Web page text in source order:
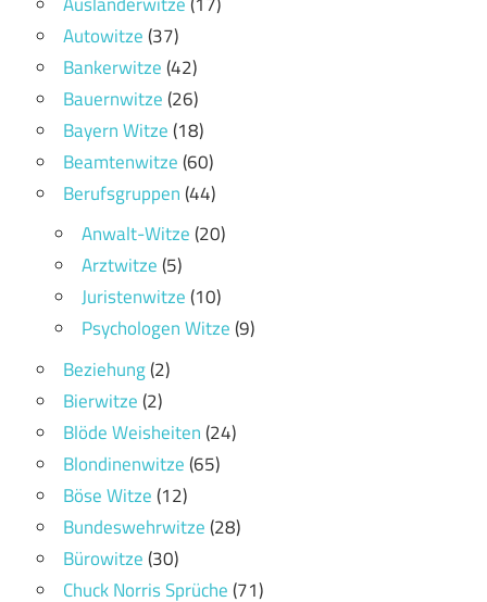
Autowitze(37)
Bankerwitze(42)
Bauernwitze(26)
Bayern Witze(18)
Beamtenwitze(60)
Berufsgruppen(44)
Anwalt-Witze(20)
Arztwitze(5)
Juristenwitze(10)
Psychologen Witze(9)
Beziehung(2)
Bierwitze(2)
Blöde Weisheiten(24)
Blondinenwitze(65)
Böse Witze(12)
Bundeswehrwitze(28)
Bürowitze(30)
Chuck Norris Sprüche(71)